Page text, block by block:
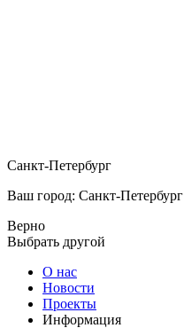
Санкт-Петербург
Ваш город: Санкт-Петербург
Верно
Выбрать другой
О нас
Новости
Проекты
Информация